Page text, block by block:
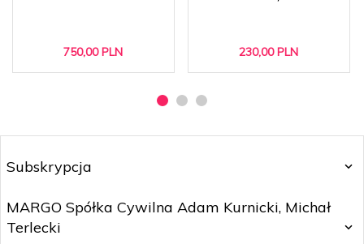
750,00 PLN 230,00 PLN
Subskrypcja
MARGO Spółka Cywilna Adam Kurnicki, Michał
Terlecki